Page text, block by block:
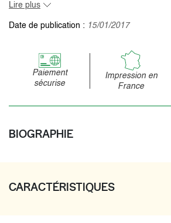
Lire plus
Date de publication : 15/01/2017
Paiement
sécurise
Impression en
France
BIOGRAPHIE
CARACTÉRISTIQUES